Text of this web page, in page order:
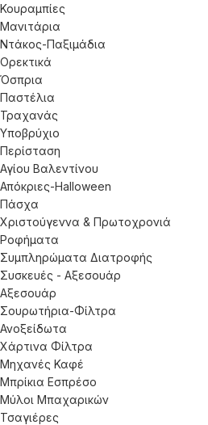
Κουραμπίες
Μανιτάρια
Ντάκος-Παξιμάδια
Ορεκτικά
Όσπρια
Παστέλια
Τραχανάς
Υποβρύχιο
Περίσταση
Αγίου Βαλεντίνου
Απόκριες-Halloween
Πάσχα
Χριστούγεννα & Πρωτοχρονιά
Ροφήματα
Συμπληρώματα Διατροφής
Συσκευές - Αξεσουάρ
Αξεσουάρ
Σουρωτήρια-Φίλτρα
Ανοξείδωτα
Χάρτινα Φίλτρα
Μηχανές Καφέ
Μπρίκια Εσπρέσο
Μύλοι Μπαχαρικών
Τσαγιέρες